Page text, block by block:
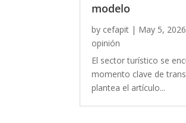
modelo
by cefapit | May 5, 2026
opinión
El sector turístico se
momento clave de
plantea el artículo...